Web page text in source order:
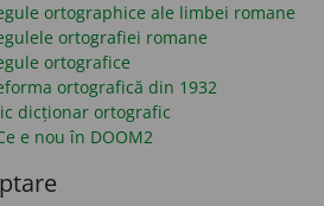
ortographice ale limbei romane
ortografiei romane
ortografice
ortografică din 1932
dicționar ortografic
e nou în DOOM2